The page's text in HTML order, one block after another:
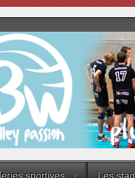
sportives Les